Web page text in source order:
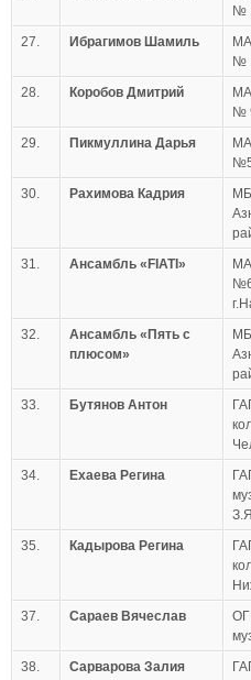
№
27.
Ибрагимов Шамиль
№
28.
Коробов Дмитрий
№
29.
Пикмуллина Дарья
30.
Рахимова Кадрия
31.
Ансамбль «FIATI»
32.
Ансамбль «Пять с
плюсом»
33.
Бутянов Антон
34.
Ехаева Регина
35.
Кадырова Регина
37.
Сараев Вячеслав
38.
Сарварова Залия